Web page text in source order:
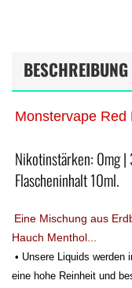
BESCHREIBUNG
Monstervape Red
Nikotinstärken: 0mg |
Flascheninhalt 10ml.
Eine Mischung aus
Hauch Menthol...
• Unsere Liquids werden
eine hohe Reinheit und